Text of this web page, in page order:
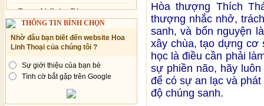
Trang nhà Quảng Đức
Báo Giác Ngộ
Vesak 2014
THÔNG TIN BÌNH CHỌN
Nhờ đâu bạn biết đến website Hoa
Linh Thoại của chúng tôi ?
Sự giới thiệu của bạn bè
Tình cờ bắt gặp trên Google
Hòa thượng Thích
thượng nhắc nhở,
sanh, và bổn nguyện
xây chùa, tạo dựng cơ
học là điều cần phải
sự phiền não, hãy
để có sự an lạc và
độ chúng sanh.